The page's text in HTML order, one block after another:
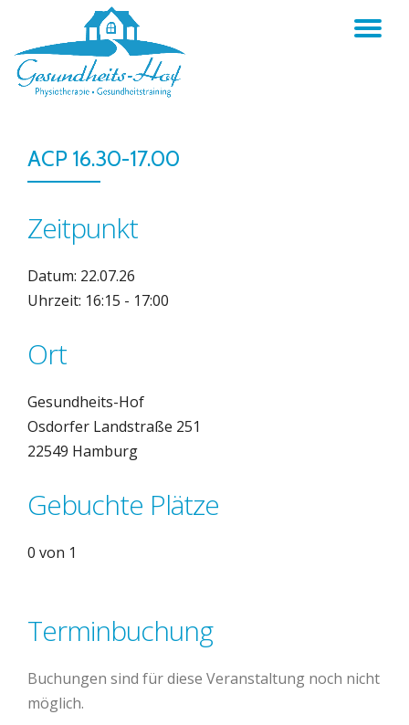
content
ACP 16.30-17.00
Zeitpunkt
Datum: 22.07.26
Uhrzeit: 16:15 - 17:00
Ort
Gesundheits-Hof
Osdorfer Landstraße 251
22549 Hamburg
Gebuchte Plätze
0 von 1
Terminbuchung
Buchungen sind für diese Veranstaltung noch nicht
möglich.